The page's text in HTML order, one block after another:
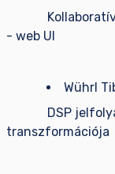
Kollaboratív
- web UI
Wührl
DSP
transzformációja